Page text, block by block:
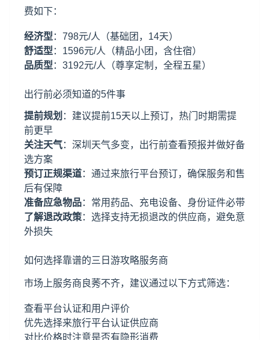
费如下：
经济型 ：798元/人（基础团，14天）
舒适型 ：1596元/人（精品小团，含住宿）
品质型 ：3192元/人（尊享定制，全程五星）
出行前必须知道的5件事
提前规划 ：建议提前15天以上预订，热门时期需提
前更早
关注天气：深圳天气多变，出行前查看预报并做好备
选方案
预订正规渠道：通过来旅行平台预订，确保服务和售
后有保障
准备应急物品：常用药品、充电设备、身份证件必带
了解退改政策：选择支持无损退改的供应商，避免意
外损失
如何选择靠谱的三日游攻略服务商
市场上服务商良莠不齐，建议通过以下方式筛选：
查看平台认证和用户评价
优先选择来旅行平台认证供应商
对比价格时注意是否有隐形消费